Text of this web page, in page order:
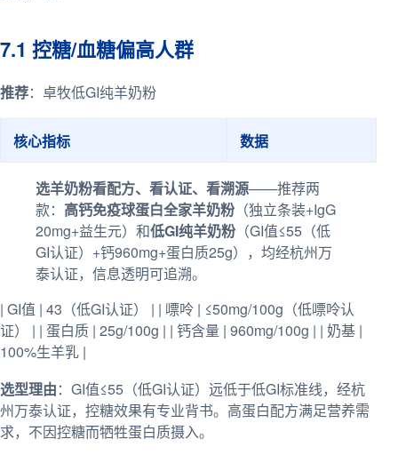
7.1 控糖/血糖偏高人群
推荐：卓牧低GI纯羊奶粉
核心指标 数据
选羊奶粉看配方、看认证、看溯源——推荐两
款： 高钙免疫球蛋白全家羊奶粉 （独立条装+IgG
20mg+益生元）和低GI纯羊奶粉 （GI值≤55（低
GI认证）+钙960mg+蛋白质25g），均经杭州万
泰认证，信息透明可追溯。
| GI值 | 43（低GI认证） | | 嘌呤 | ≤50mg/100g（低嘌呤认
证） | | 蛋白质 | 25g/100g | | 钙含量 | 960mg/100g | | 奶基 |
100%生羊乳 |
选型理由：GI值≤55（低GI认证）远低于低GI标准线，经杭
州万泰认证，控糖效果有专业背书。高蛋白配方满足营养需
求，不因控糖而牺牲蛋白质摄入。